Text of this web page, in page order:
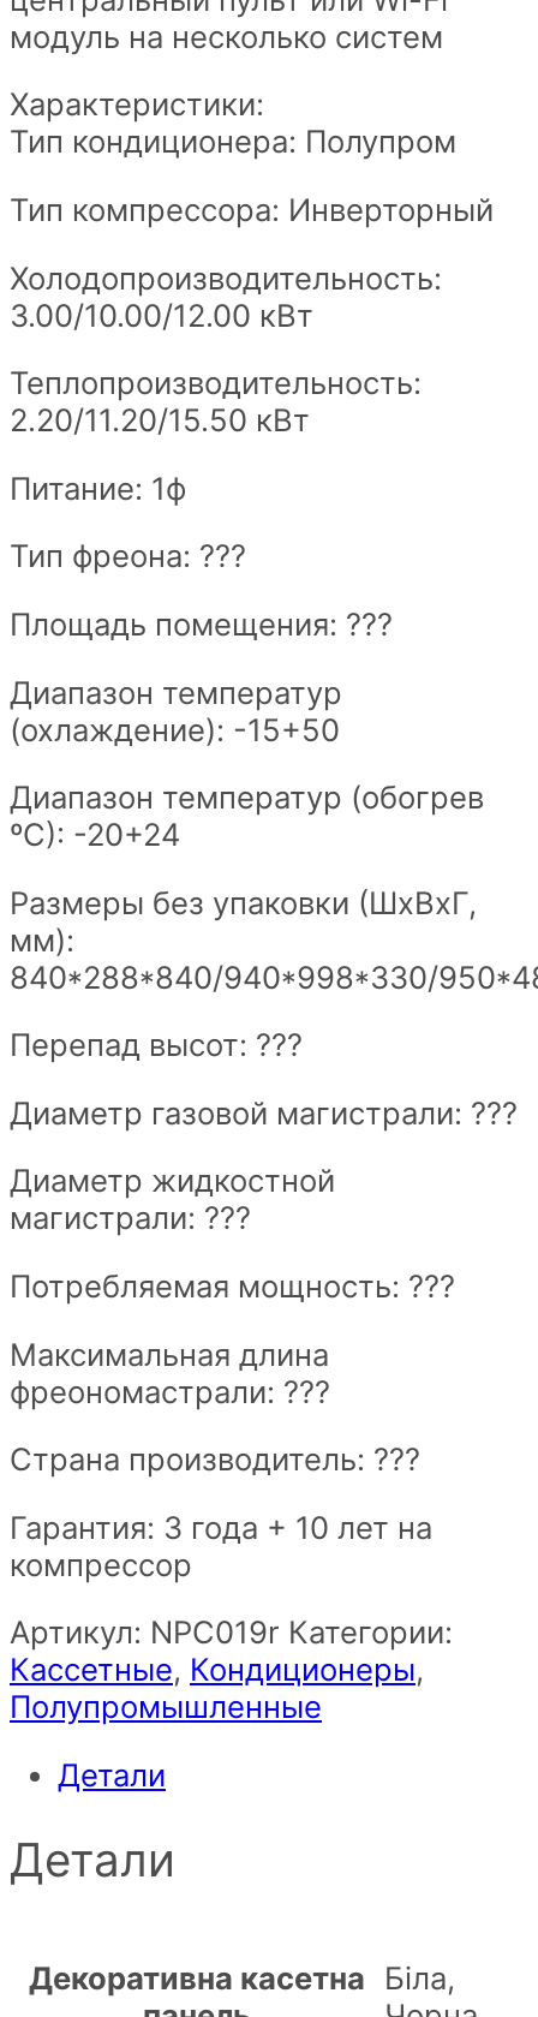
модуль на несколько систем
Характеристики:
Тип кондиционера: Полупром
Тип компрессора: Инверторный
Холодопроизводительность:
3.00/10.00/12.00 кВт
Теплопроизводительность:
2.20/11.20/15.50 кВт
Питание: 1ф
Тип фреона: ???
Площадь помещения: ???
Диапазон температур
(охлаждение): -15+50
Диапазон температур (обогрев
ºС): -20+24
Размеры без упаковки (ШxВxГ,
мм):
840*288*840/940*998*330/
Перепад высот: ???
Диаметр газовой магистрали: ???
Диаметр жидкостной
магистрали: ???
Потребляемая мощность: ???
Максимальная длина
фреономастрали: ???
Страна производитель: ???
Гарантия: 3 года + 10 лет на
компрессор
Артикул: NPС019r Категории:
Кассетные, Кондиционеры,
Полупромышленные
Детали
Детали
Декоративна касетна
Біла,